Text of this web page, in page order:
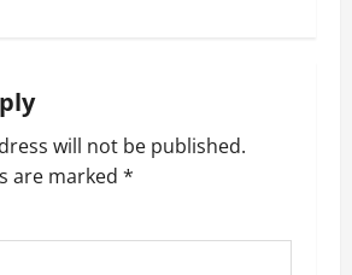
will not be published.
are marked *